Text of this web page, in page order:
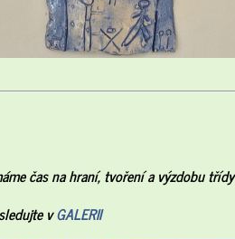
čas na hraní, tvoření a výzdobu třídy
vGALERII